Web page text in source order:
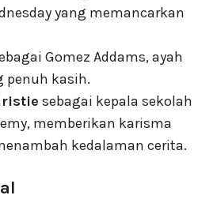
yang memancarkan
Gomez Addams, ayah
penuh kasih.
sebagai kepala sekolah
memberikan karisma
kedalaman cerita.